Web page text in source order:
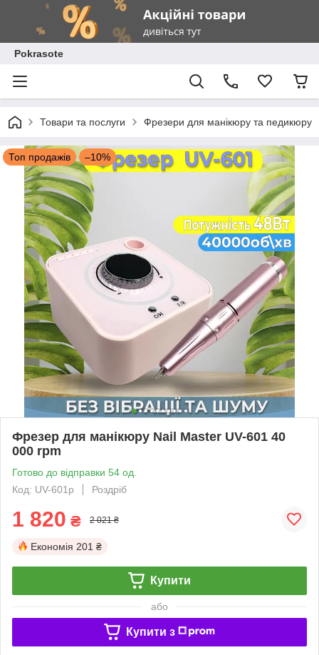
Pokrasote
Товари та послуги Фрезери для манікюру та педикюру
Топ продажів –10%
Фрезер для манікюру Nail Master UV-601 40
000 rpm
Готово до відправки 54 од.
Код: UV-601p
Роздріб
1 820 ₴ 2 021 ₴
Економія 201 ₴
Купити
або
Купити з